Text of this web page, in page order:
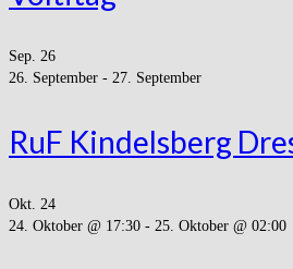
Sep. 26
26. September - 27. September
RuF Kindelsberg
Okt. 24
24. Oktober @ 17:30 - 25. Oktober @ 02:00